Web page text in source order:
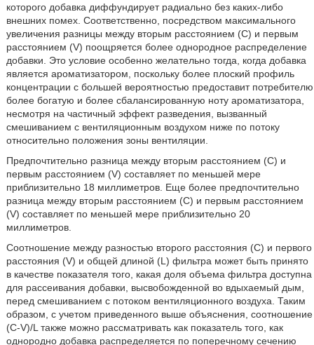
которого добавка диффундирует радиально без каких-либо
внешних помех. Соответственно, посредством максимального
увеличения разницы между вторым расстоянием (C) и первым
расстоянием (V) поощряется более однородное распределение
добавки. Это условие особенно желательно тогда, когда добавка
является ароматизатором, поскольку более плоский профиль
концентрации с большей вероятностью предоставит потребителю
более богатую и более сбалансированную ноту ароматизатора,
несмотря на частичный эффект разведения, вызванный
смешиванием с вентиляционным воздухом ниже по потоку
относительно положения зоны вентиляции.
Предпочтительно разница между вторым расстоянием (C) и
первым расстоянием (V) составляет по меньшей мере
приблизительно 18 миллиметров. Еще более предпочтительно
разница между вторым расстоянием (C) и первым расстоянием
(V) составляет по меньшей мере приблизительно 20
миллиметров.
Соотношение между разностью второго расстояния (C) и первого
расстояния (V) и общей длиной (L) фильтра может быть принято
в качестве показателя того, какая доля объема фильтра доступна
для рассеивания добавки, высвобожденной во вдыхаемый дым,
перед смешиванием с потоком вентиляционного воздуха. Таким
образом, с учетом приведенного выше объяснения, соотношение
(C-V)/L также можно рассматривать как показатель того, как
однородно добавка распределяется по поперечному сечению